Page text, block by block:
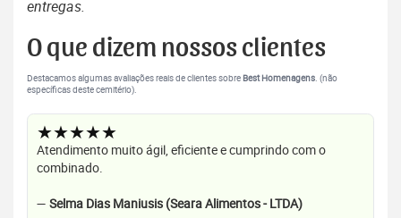
entregas.
O que dizem nossos clientes
Destacamos algumas avaliações reais de clientes sobreBest Homenagens . (não
específicas deste cemitério).
★★★★★
Atendimento muito ágil, eficiente e cumprindo com o
combinado.
— Selma Dias Maniusis (Seara Alimentos - LTDA)